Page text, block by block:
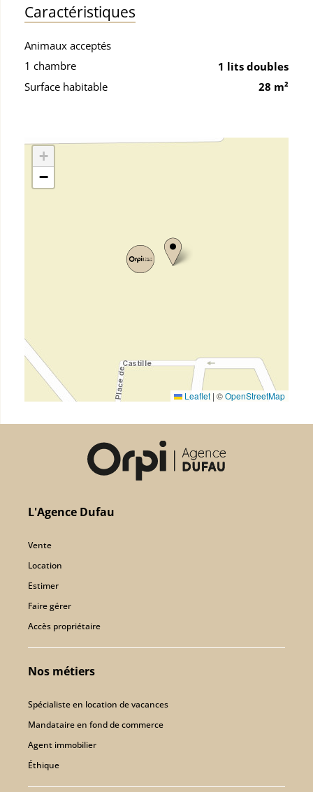
Caractéristiques
Animaux acceptés
1 chambre
1 lits doubles
Surface habitable
28 m²
+
−
Leaflet | ©OpenStreetMap
L'Agence Dufau
Vente
Location
Estimer
Faire gérer
Accès propriétaire
Nos métiers
Spécialiste en location de vacances
Mandataire en fond de commerce
Agent immobilier
Éthique